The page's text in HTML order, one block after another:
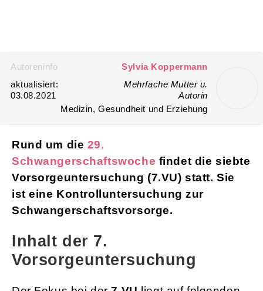
Autoreninfo
Sylvia Koppermann
aktualisiert:
03.08.2021
Mehrfache Mutter u.
Autorin
Medizin, Gesundheit und Erziehung
Rund um die 29.
Schwangerschaftswoche findet die siebte
Vorsorgeuntersuchung (7.VU) statt. Sie
ist eine Kontrolluntersuchung zur
Schwangerschaftsvorsorge.
Inhalt der 7.
Vorsorgeuntersuchung